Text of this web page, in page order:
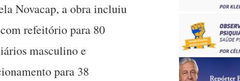
Novacap, a obra incluiu
refeitório para 80
masculino e
para 38